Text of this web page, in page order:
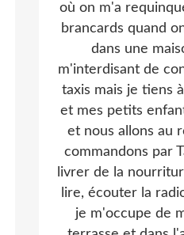
où on m'a
brancards quand
dans une
m'interdisant de
taxis mais je tiens
et mes petits
et nous allons au
commandons par
livrer de la
lire, écouter la
je m'occupe de